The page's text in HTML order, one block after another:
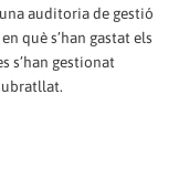
auditoria de gestió
què s’han gastat els
s’han gestionat